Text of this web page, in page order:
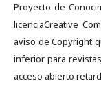
Proyecto de
licenciaCreative
aviso de Copyright
inferior para
acceso abierto